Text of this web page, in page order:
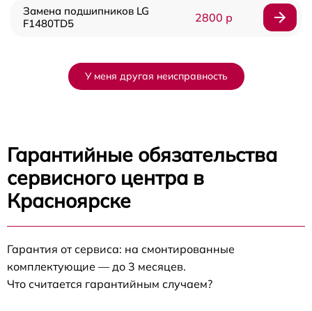
Замена подшипников LG
F1480TD5
2800 р
У меня другая неисправность
Гарантийные обязательства
сервисного центра в
Красноярске
Гарантия от сервиса: на смонтированные
комплектующие — до 3 месяцев.
Что считается гарантийным случаем?